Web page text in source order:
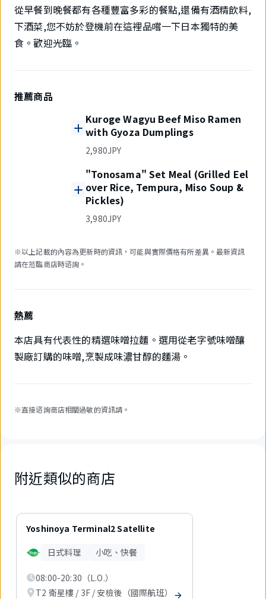
從早餐到晚餐都有各種豐富多彩的餐點,還備有酒精飲料,
下酒菜,您不妨於登機前在這裡品嚐一下日本獨特的美
食。歡迎光臨。
推薦商品
Kuroge Wagyu Beef Miso Ramen
with Gyoza Dumplings
2,980JPY
"Tonosama" Set Meal (Grilled Eel
over Rice, Tempura, Miso Soup &
Pickles)
3,980JPY
※以上記載的內容為更新時的資訊，可能與實際價格有所差異。最新資訊
請在蒞臨商店時谘詢。
熱薦
本店具有代表性的精選味噌拉麵。選用從老字號味噌釀
製廠訂購的味噌,烹製成味濃甘醇的麵湯。
※直接谘詢商店相關過敏的資訊請。
附近類似的商店
Yoshinoya Terminal2 Satellite
日式料理
小吃、快餐
08:00-20:30（L.O.）
T2 衛星樓 / 3F / 安檢後（國際航班）